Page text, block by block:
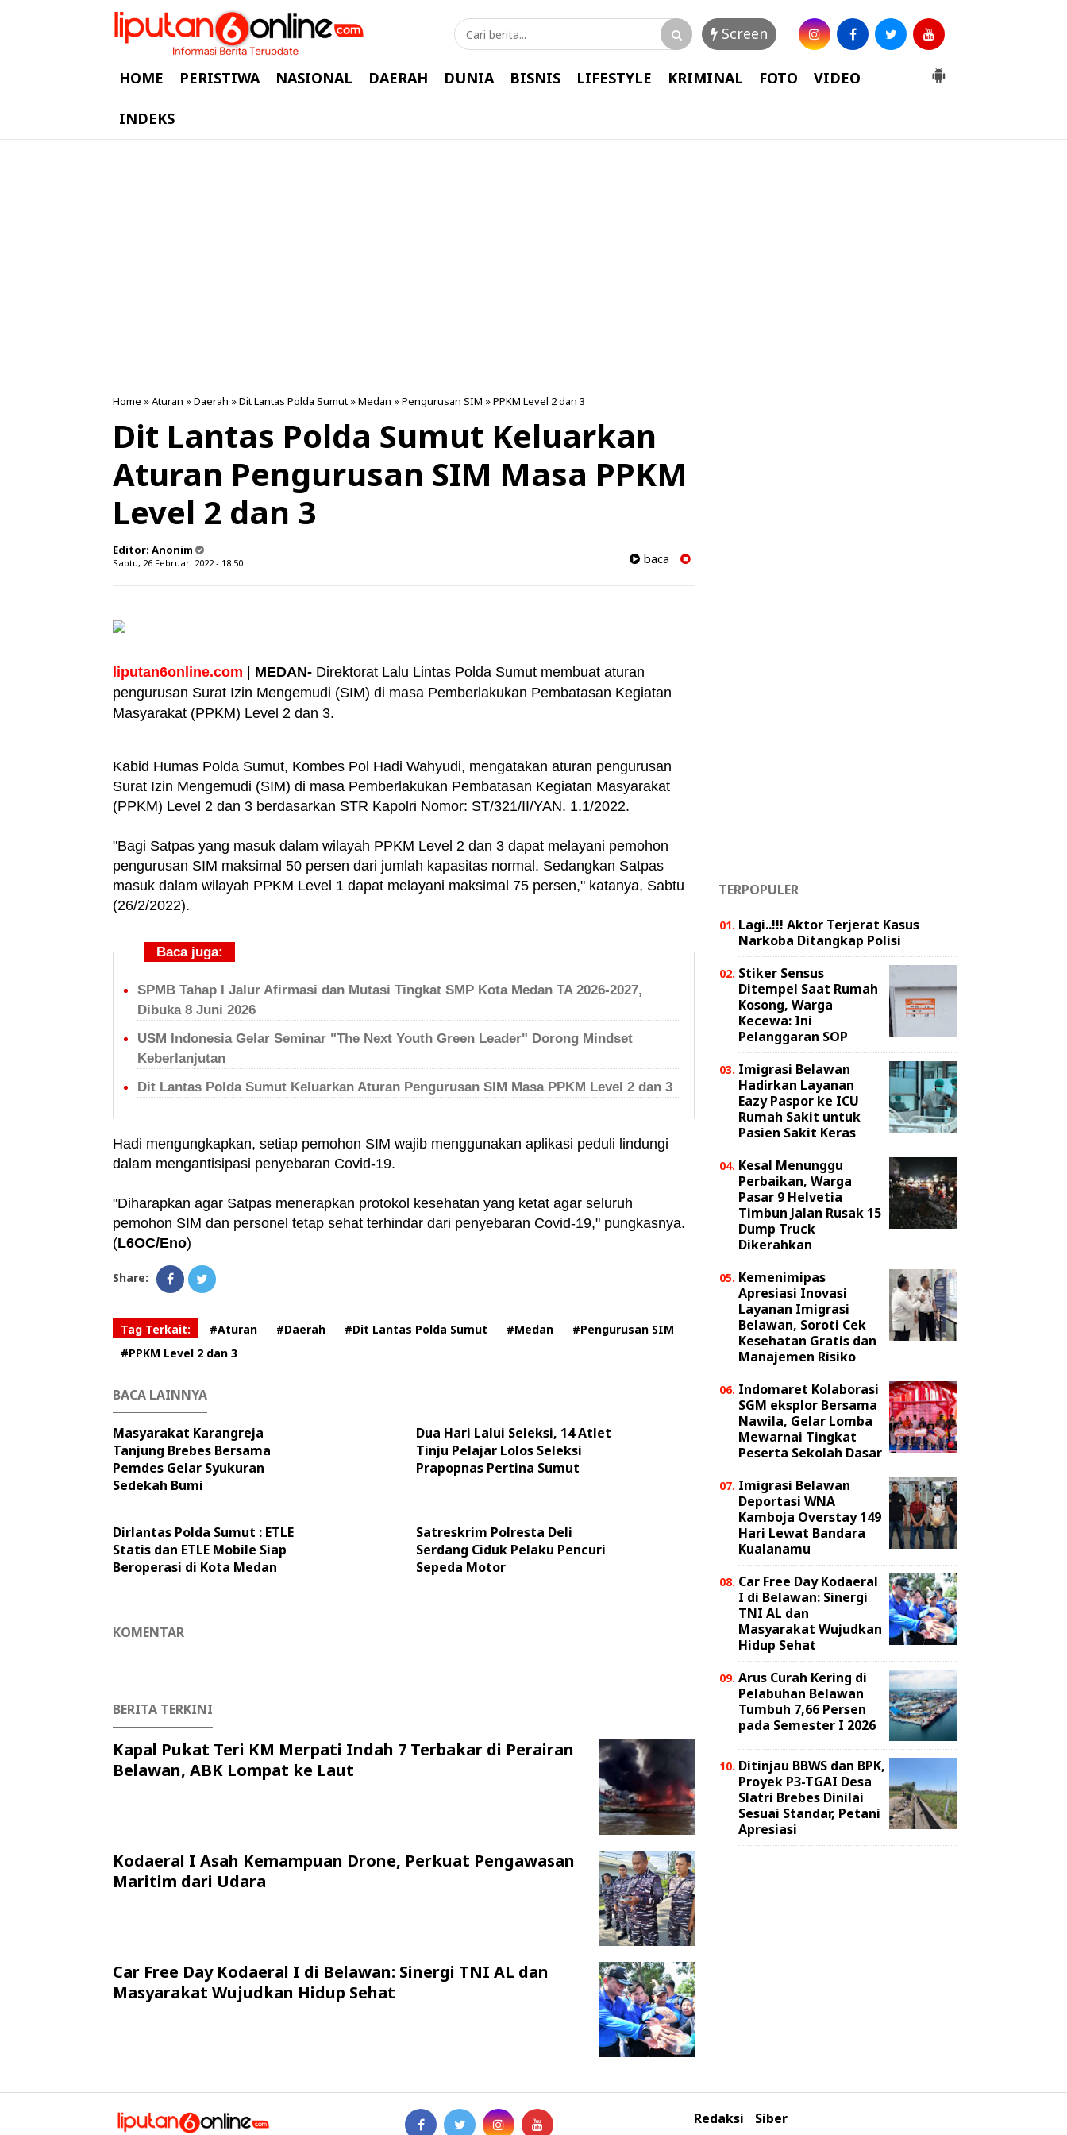
Screen
HOME PERISTIWA NASIONAL DAERAH DUNIA BISNIS LIFESTYLE KRIMINAL FOTO VIDEO
INDEKS
Home »Aturan »Daerah »Dit Lantas Polda Sumut »Medan »Pengurusan SIM »PPKM Level 2 dan 3
Dit Lantas Polda Sumut Keluarkan
Aturan Pengurusan SIM Masa PPKM
Level 2 dan 3
Editor: Anonim
Sabtu, 26 Februari 2022 - 18.50 baca
liputan6online.com MEDAN- Direktorat Lalu Lintas Polda Sumut membuat aturan
pengurusan Surat Izin Mengemudi (SIM) di masa Pemberlakukan Pembatasan Kegiatan
Masyarakat (PPKM) Level 2 dan 3.
Kabid Humas Polda Sumut, Kombes Pol Hadi Wahyudi, mengatakan aturan pengurusan
Surat Izin Mengemudi (SIM) di masa Pemberlakukan Pembatasan Kegiatan Masyarakat
(PPKM) Level 2 dan 3 berdasarkan STR Kapolri Nomor: ST/321/II/YAN. 1.1/2022.
"Bagi Satpas yang masuk dalam wilayah PPKM Level 2 dan 3 dapat melayani pemohon
pengurusan SIM maksimal 50 persen dari jumlah kapasitas normal. Sedangkan Satpas
masuk dalam wilayah PPKM Level 1 dapat melayani maksimal 75 persen," katanya, Sabtu
(26/2/2022).
Baca juga:
SPMB Tahap I Jalur Afirmasi dan Mutasi Tingkat SMP Kota Medan TA 2026-2027,
Dibuka 8 Juni 2026
USM Indonesia Gelar Seminar "The Next Youth Green Leader" Dorong Mindset
Keberlanjutan
Dit Lantas Polda Sumut Keluarkan Aturan Pengurusan SIM Masa PPKM Level 2 dan 3
Hadi mengungkapkan, setiap pemohon SIM wajib menggunakan aplikasi peduli lindungi
dalam mengantisipasi penyebaran Covid-19.
"Diharapkan agar Satpas menerapkan protokol kesehatan yang ketat agar seluruh
pemohon SIM dan personel tetap sehat terhindar dari penyebaran Covid-19," pungkasnya.
(L6OC/Eno)
Share:
Tag Terkait: #Aturan #Daerah #Dit Lantas Polda Sumut #Medan
#Pengurusan SIM
#PPKM Level 2 dan 3
BACA LAINNYA
Masyarakat Karangreja
Tanjung Brebes Bersama
Pemdes Gelar Syukuran
Sedekah Bumi
Dua Hari Lalui Seleksi, 14 Atlet
Tinju Pelajar Lolos Seleksi
Prapopnas Pertina Sumut
Dirlantas Polda Sumut : ETLE
Statis dan ETLE Mobile Siap
Beroperasi di Kota Medan
Satreskrim Polresta Deli
Serdang Ciduk Pelaku Pencuri
Sepeda Motor
KOMENTAR
BERITA TERKINI
Kapal Pukat Teri KM Merpati Indah 7 Terbakar di Perairan
Belawan, ABK Lompat ke Laut
Kodaeral I Asah Kemampuan Drone, Perkuat Pengawasan
Maritim dari Udara
Car Free Day Kodaeral I di Belawan: Sinergi TNI AL dan
Masyarakat Wujudkan Hidup Sehat
TERPOPULER
Lagi..!!! Aktor Terjerat Kasus
Narkoba Ditangkap Polisi
Stiker Sensus
Ditempel Saat Rumah
Kosong, Warga
Kecewa: Ini
Pelanggaran SOP
Imigrasi Belawan
Hadirkan Layanan
Eazy Paspor ke ICU
Rumah Sakit untuk
Pasien Sakit Keras
Kesal Menunggu
Perbaikan, Warga
Pasar 9 Helvetia
Timbun Jalan Rusak 15
Dump Truck
Dikerahkan
Kemenimipas
Apresiasi Inovasi
Layanan Imigrasi
Belawan, Soroti Cek
Kesehatan Gratis dan
Manajemen Risiko
Indomaret Kolaborasi
SGM eksplor Bersama
Nawila, Gelar Lomba
Mewarnai Tingkat
Peserta Sekolah Dasar
Imigrasi Belawan
Deportasi WNA
Kamboja Overstay 149
Hari Lewat Bandara
Kualanamu
Car Free Day Kodaeral
I di Belawan: Sinergi
TNI AL dan
Masyarakat Wujudkan
Hidup Sehat
Arus Curah Kering di
Pelabuhan Belawan
Tumbuh 7,66 Persen
pada Semester I 2026
Ditinjau BBWS dan BPK,
Proyek P3-TGAI Desa
Slatri Brebes Dinilai
Sesuai Standar, Petani
Apresiasi
Redaksi Siber